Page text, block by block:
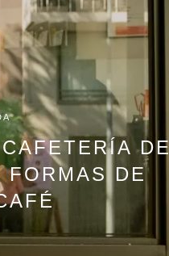
DE
DE